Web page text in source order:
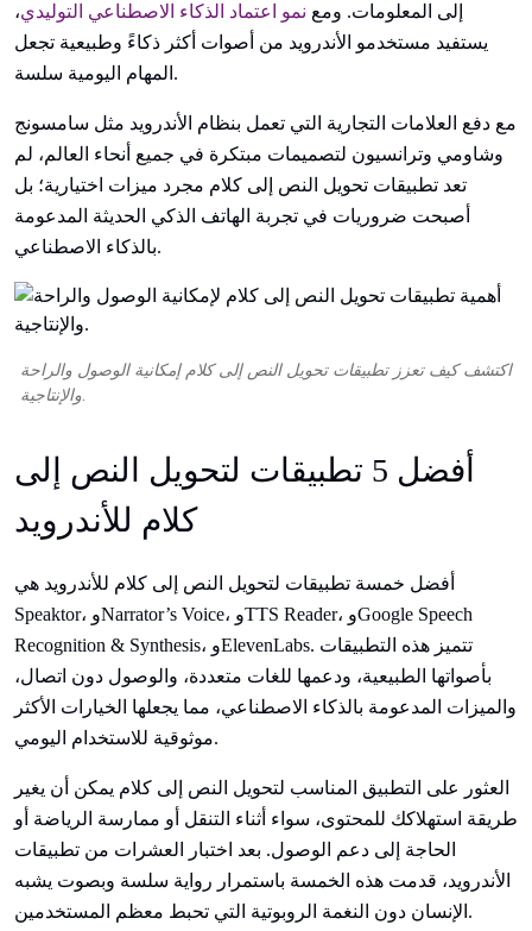
إلى المعلومات. ومع نمو اعتماد الذكاء الاصطناعي التوليدي،
يستفيد مستخدمو الأندرويد من أصوات أكثر ذكاءً وطبيعية تجعل
المهام اليومية سلسة.
مع دفع العلامات التجارية التي تعمل بنظام الأندرويد مثل سامسونج
وشاومي وترانسيون لتصميمات مبتكرة في جميع أنحاء العالم، لم
تعد تطبيقات تحويل النص إلى كلام مجرد ميزات اختيارية؛ بل
أصبحت ضروريات في تجربة الهاتف الذكي الحديثة المدعومة
بالذكاء الاصطناعي.
اكتشف كيف تعزز تطبيقات تحويل النص إلى كلام إمكانية الوصول والراحة
والإنتاجية.
أفضل 5 تطبيقات لتحويل النص إلى
كلام للأندرويد
أفضل خمسة تطبيقات لتحويل النص إلى كلام للأندرويد هي
Speaktor، وNarrator’s Voice، وTTS Reader، وGoogle Speech
Recognition & Synthesis، وElevenLabs. تتميز هذه التطبيقات
بأصواتها الطبيعية، ودعمها للغات متعددة، والوصول دون اتصال،
والميزات المدعومة بالذكاء الاصطناعي، مما يجعلها الخيارات الأكثر
موثوقية للاستخدام اليومي.
العثور على التطبيق المناسب لتحويل النص إلى كلام يمكن أن يغير
طريقة استهلاكك للمحتوى، سواء أثناء التنقل أو ممارسة الرياضة أو
الحاجة إلى دعم الوصول. بعد اختبار العشرات من تطبيقات
الأندرويد، قدمت هذه الخمسة باستمرار رواية سلسة وبصوت يشبه
الإنسان دون النغمة الروبوتية التي تحبط معظم المستخدمين.